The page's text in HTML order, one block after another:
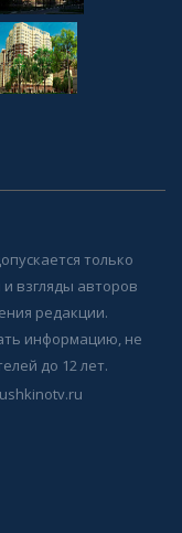
только
взгляды авторов
редакции.
информацию, не
до 12 лет.